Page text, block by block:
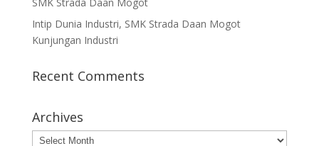
Intip Dunia Industri, SMK Strada Daan Mogot
Kunjungan Industri
Recent Comments
Archives
Archives